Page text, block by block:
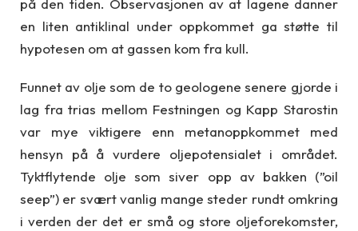
på den tiden. Observasjonen av at lagene danner
en liten antiklinal under oppkommet ga støtte til
hypotesen om at gassen kom fra kull.
Funnet av olje som de to geologene senere gjorde i
lag fra trias mellom Festningen og Kapp Starostin
var mye viktigere enn metanoppkommet med
hensyn på å vurdere oljepotensialet i området.
Tyktflytende olje som siver opp av bakken (”oil
seep”) er svært vanlig mange steder rundt omkring
i verden der det er små og store oljeforekomster,